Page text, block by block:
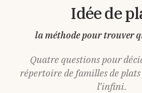
Idée de
la méthode pour trouver
Quatre questions pour
répertoire de familles de
l’infini.